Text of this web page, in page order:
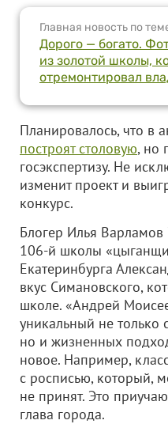
Главная новость по
Дорого — богато.
из золотой школы,
отремонтировал
Планировалось, что в
построят столовую, но
госэкспертизу. Не
изменит проект и
конкурс.
Блогер Илья Варламов
106-й школы
Екатеринбурга
вкус Симановского,
школе. «Андрей
уникальный не только
но и жизненных
новое. Например,
с росписью, который,
не принят. Это
глава города.